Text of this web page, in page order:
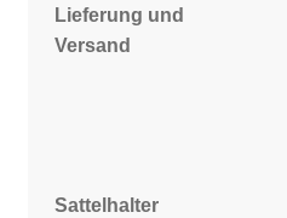
Lieferung und
Versand
Sattelhalter